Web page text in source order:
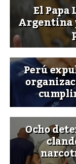
El
Argentina
Perú
Ocho